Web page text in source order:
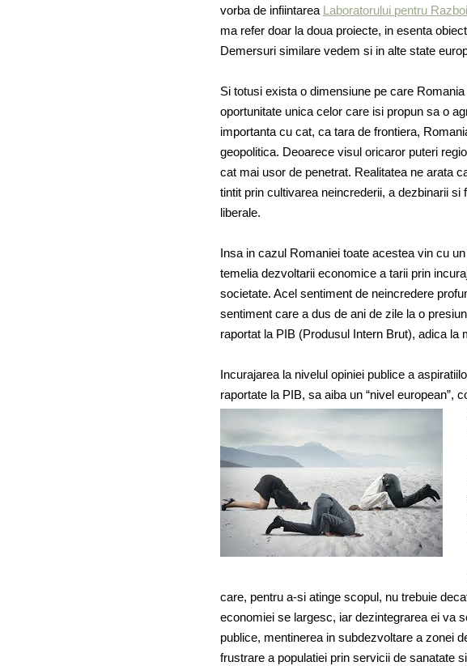
vorba de infiintarea Laboratorului pentru
ma refer doar la doua proiecte, in esenta
Demersuri similare vedem si in alte state
Si totusi exista o dimensiune pe care
oportunitate unica celor care isi propun sa o
importanta cu cat, ca tara de frontiera,
geopolitica. Deoarece visul oricaror puteri
cat mai usor de penetrat. Realitatea ne arata
tintit prin cultivarea neincrederii, a dezbinarii
liberale.
Insa in cazul Romaniei toate acestea vin cu
temelia dezvoltarii economice a tarii prin
societate. Acel sentiment de neincredere
sentiment care a dus de ani de zile la o
raportat la PIB (Produsul Intern Brut), adica la
Incurajarea la nivelul opiniei publice a
raportate la PIB, sa aiba un “nivel european”,
care, pentru a-si atinge scopul, nu trebuie
economiei se largesc, iar dezintegrarea ei va
publice, mentinerea in subdezvoltare a zonei
frustrare a populatiei prin servicii de sanatate